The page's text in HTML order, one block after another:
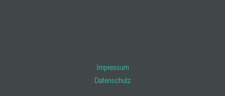
Impressum
Datenschutz